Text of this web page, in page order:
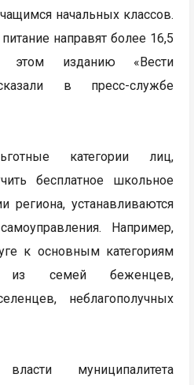
начальных классов.
направят более 16,5
изданию «Вести
в пресс-службе
категории лиц,
бесплатное школьное
региона, устанавливаются
Например,
к основным категориям
из семей беженцев,
неблагополучных
муниципалитета